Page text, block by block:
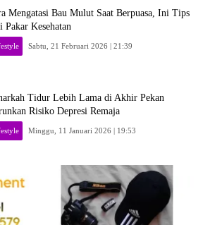
Mengatasi Bau Mulut Saat Berpuasa, Ini Tips
Pakar Kesehatan
Sabtu, 21 Februari 2026 | 21:39
Tidur Lebih Lama di Akhir Pekan
Risiko Depresi Remaja
Minggu, 11 Januari 2026 | 19:53